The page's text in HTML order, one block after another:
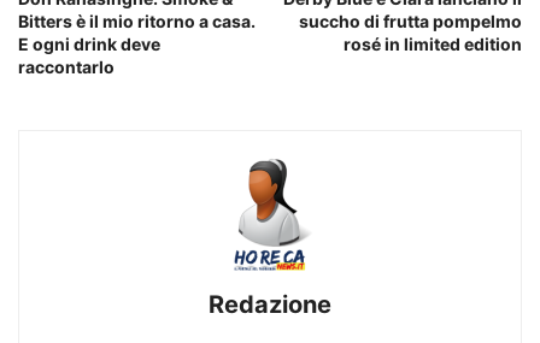
Bitters è il mio ritorno a casa.
E ogni drink deve
raccontarlo
succho di frutta pompelmo
rosé in limited edition
Redazione